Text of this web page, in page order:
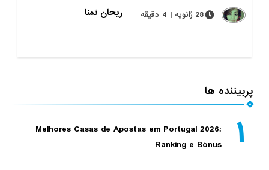
ریحان تمنا
28 ژانویه | 4 دقیقه
پربیننده ها
۱
Melhores Casas de Apostas em Portugal 2026:
Ranking e Bónus